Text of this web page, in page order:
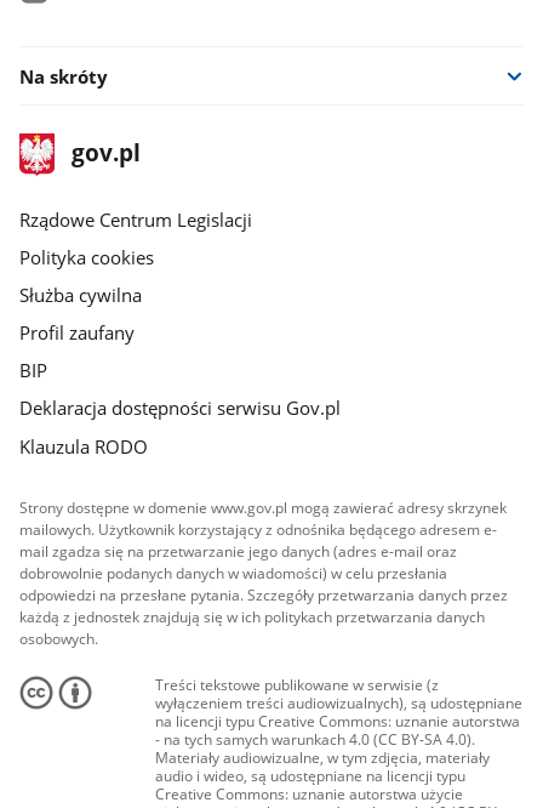
Na skróty
stopka
gov.plStrona
gov.pl
Rządowe Centrum Legislacji
Polityka cookies
Służba cywilna
Profil zaufany
BIP
Deklaracja dostępności serwisu Gov.pl
Klauzula RODO
Strony dostępne w domenie www.gov.pl mogą zawierać adresy skrzynek
mailowych. Użytkownik korzystający z odnośnika będącego adresem e-
mail zgadza się na przetwarzanie jego danych (adres e-mail oraz
dobrowolnie podanych danych w wiadomości) w celu przesłania
odpowiedzi na przesłane pytania. Szczegóły przetwarzania danych przez
każdą z jednostek znajdują się w ich politykach przetwarzania danych
osobowych.
Treści tekstowe publikowane w serwisie (z
wyłączeniem treści audiowizualnych), są udostępniane
na licencji typu Creative Commons: uznanie autorstwa
- na tych samych warunkach 4.0 (CC BY-SA 4.0).
Materiały audiowizualne, w tym zdjęcia, materiały
audio i wideo, są udostępniane na licencji typu
Creative Commons: uznanie autorstwa użycie